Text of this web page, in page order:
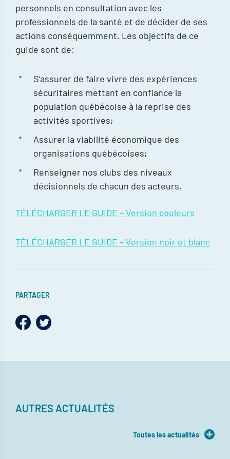
personnels en consultation avec les
professionnels de la santé et de décider de ses
actions conséquemment. Les objectifs de ce
guide sont de:
S’assurer de faire vivre des expériences
sécuritaires mettant en confiance la
population québécoise à la reprise des
activités sportives;
Assurer la viabilité économique des
organisations québécoises;
Renseigner nos clubs des niveaux
décisionnels de chacun des acteurs.
TÉLÉCHARGER LE GUIDE – Version couleurs
TÉLÉCHARGER LE GUIDE – Version noir et blanc
PARTAGER
AUTRES ACTUALITÉS
Toutes les actualités